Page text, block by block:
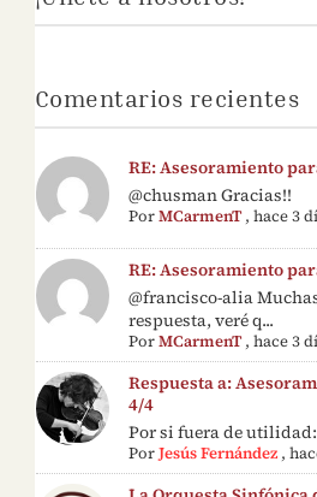
Comentarios recientes
RE: Asesoramiento
@chusman Gracias!!
PorMCarmenT,hace 3
RE: Asesoramiento
@francisco-alia
respuesta, veré q...
PorMCarmenT,hace 3
Respuesta a:
4/4
Por si fuera de utilidad:
PorJesús Fernández ,